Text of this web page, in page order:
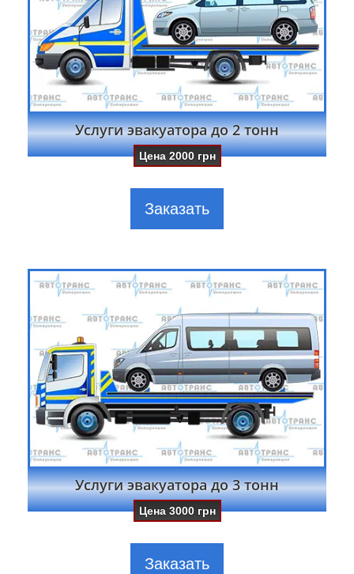
Услуги эвакуатора до 2 тонн
Цена2000 грн
Заказать
Услуги эвакуатора до 3 тонн
Цена3000 грн
Заказать